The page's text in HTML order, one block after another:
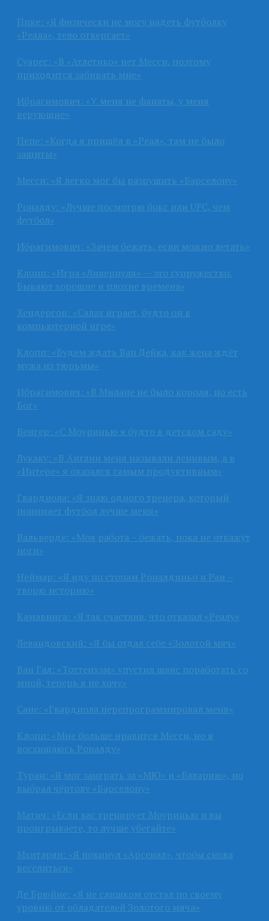
Пике: «Я физически не могу надеть футболку
«Реала», тело отвергает»
Суарес: «В «Атлетико» нет Месси, поэтому
приходится забивать мне»
Ибрагимович: «У меня не фанаты, у меня
верующие»
Пепе: «Когда я пришёл в «Реал», там не было
защиты»
Месси: «Я легко мог бы разрушить «Барселону»
Роналду: «Лучше посмотрю бокс или UFC, чем
футбол»
Ибрагимович: «Зачем бежать, если можно летать»
Клопп: «Игра «Ливерпуля» — это супружество.
Бывают хорошие и плохие времена»
Хендерсон: «Салах играет, будто он в
компьютерной игре»
Клопп: «Будем ждать Ван Дейка, как жена ждёт
мужа из тюрьмы»
Ибрагимович: «В Милане не было короля, но есть
Бог»
Венгер: «С Моуринью я будто в детском саду»
Лукаку: «В Англии меня называли ленивым, а в
«Интере» я оказался самым продуктивным»
Гвардиола: «Я знаю одного тренера, который
понимает футбол лучше меня»
Вальверде: «Моя работа – бежать, пока не откажут
ноги»
Неймар: «Я иду по стопам Роналдиньо и Раи –
творю историю»
Камавинга: «Я так счастлив, что отказал «Реалу»
Левандовский: «Я бы отдал себе «Золотой мяч»
Ван Гал: «Тоттенхэм» упустил шанс поработать со
мной, теперь я не хочу»
Сане: «Гвардиола перепрограммировал меня»
Клопп: «Мне больше нравится Месси, но я
восхищаюсь Роналду»
Туран: «Я мог заиграть за «МЮ» и «Баварию», но
выбрал чёртову «Барселону»
Матич: «Если вас тренирует Моуринью и вы
проигрываете, то лучше убегайте»
Мхитарян: «Я покинул «Арсенал», чтобы снова
веселиться»
Де Брюйне: «Я не слишком отстал по своему
уровню от обладателей Золотого мяча»